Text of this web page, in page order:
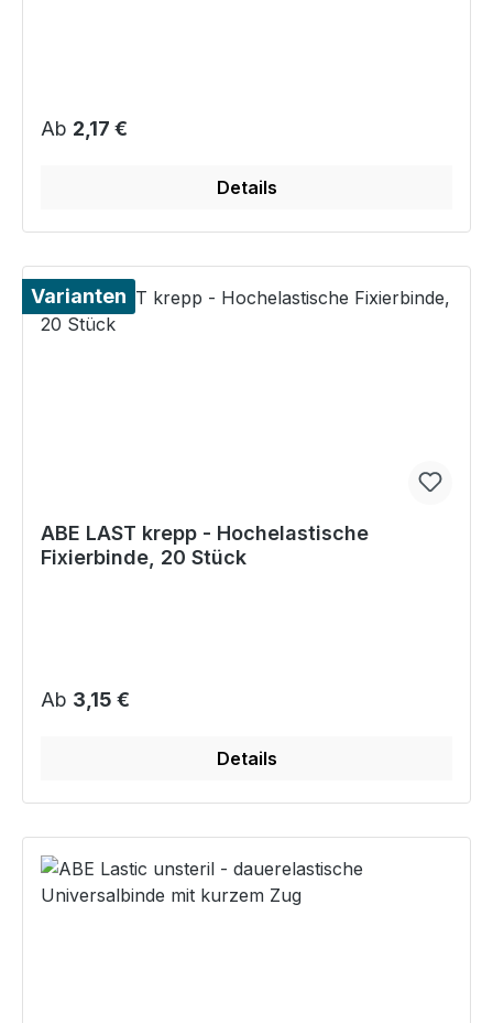
Regulärer Preis:
Ab 2,17 €
Details
Varianten
ABE LAST krepp - Hochelastische
Fixierbinde, 20 Stück
Regulärer Preis:
Ab 3,15 €
Details